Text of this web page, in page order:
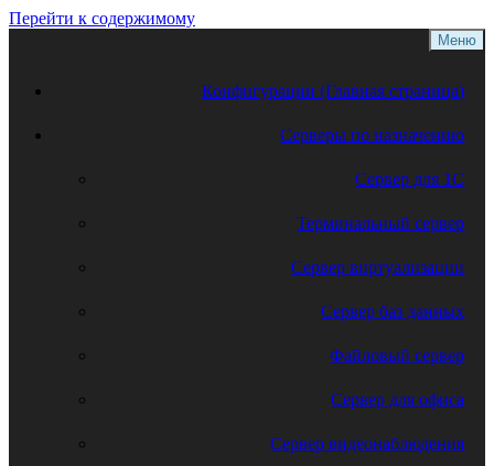
Перейти к содержимому
Меню
Конфигурации (Главная страница)
Серверы по назначению
Сервер для 1С
Терминальный сервер
Сервер виртуализации
Сервер баз данных
Файловый сервер
Сервер для офиса
Сервер видеонаблюдения